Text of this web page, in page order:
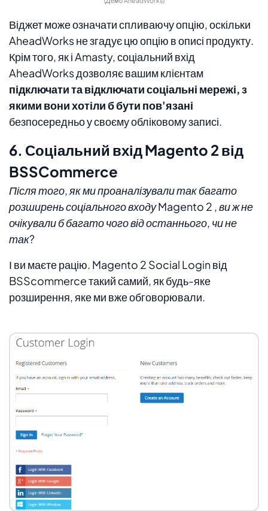
Віджет може означати спливаючу опцію, оскільки
AheadWorks не згадує цю опцію в описі продукту.
Крім того, як і Amasty, соціальний вхід
AheadWorks дозволяє вашим клієнтам
підключати та відключати соціальні мережі, з
якими вони хотіли б бути пов'язані
безпосередньо у своєму обліковому записі.
6. Соціальний вхід Magento 2 від
BSSCommerce
Після того, як ми проаналізували так багато
розширень соціального входу Magento 2 , ви ж не
очікували б багато чого від останнього, чи не
так?
І ви маєте рацію. Magento 2 Social Login від
BSScommerce такий самий, як будь-яке
розширення, яке ми вже обговорювали.